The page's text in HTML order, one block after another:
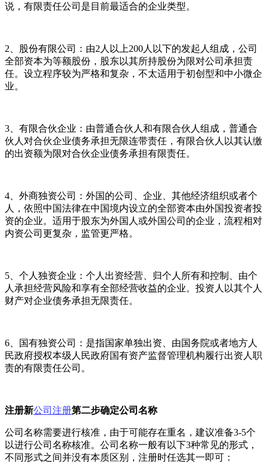
说，有限责任公司是目前最适合的企业类型。
2、股份有限公司：由2人以上200人以下的发起人组成，公司
全部资本为等额股份，股东以其所持股份为限对公司承担责
任。设立程序较为严格和复杂，不太适用于初创型和中小微企
业。
3、有限合伙企业：由普通合伙人和有限合伙人组成，普通合
伙人对合伙企业债务承担无限连带责任，有限合伙人以其认缴
的出资额为限对合伙企业债务承担有限责任。
4、外商独资公司：外国的公司、企业、其他经济组织或者个
人，依照中国法律在中国境内设立的全部资本由外国投资者投
资的企业。适用于股东为外国人或外国公司的企业，流程相对
内资公司更复杂，监管更严格。
5、个人独资企业：个人出资经营、归个人所有和控制、由个
人承担经营风险和享有全部经营收益的企业。投资人以其个人
财产对企业债务承担无限责任。
6、国有独资公司：是指国家单独出资、由国务院或者地方人
民政府授权本级人民政府国有资产监督管理机构履行出资人职
责的有限责任公司。
注册新公司注册第二步确定公司名称
公司名称需要进行核准，由于可能存在重名，建议准备3-5个
以进行公司名称核准。公司名称一般有以下3种常见的形式，
不同形式之间并没有本质区别，注册时任选其一即可：